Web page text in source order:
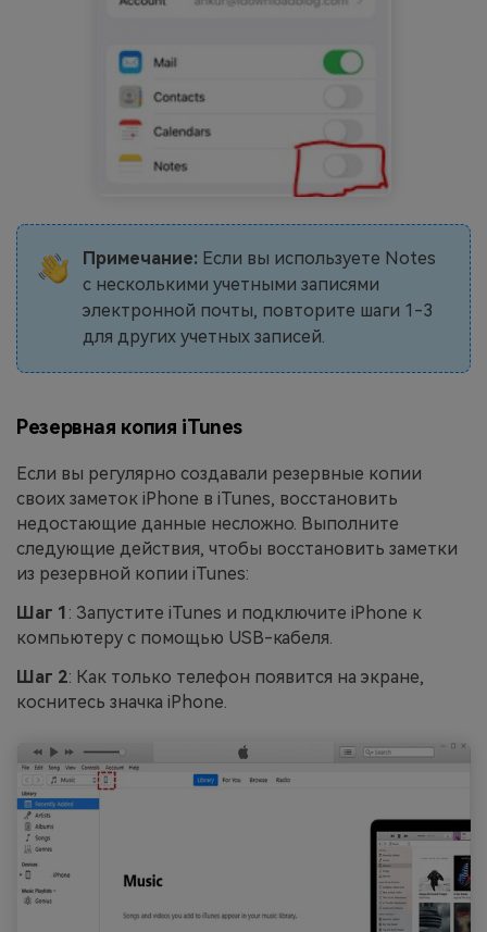
Примечание:Если вы используете Notes
с несколькими учетными записями
электронной почты, повторите шаги 1-3
для других учетных записей.
Резервная копия iTunes
Если вы регулярно создавали резервные копии
своих заметок iPhone в iTunes, восстановить
недостающие данные несложно. Выполните
следующие действия, чтобы восстановить заметки
из резервной копии iTunes:
Шаг 1 : Запустите iTunes и подключите iPhone к
компьютеру с помощью USB-кабеля.
Шаг 2: Как только телефон появится на экране,
коснитесь значка iPhone.